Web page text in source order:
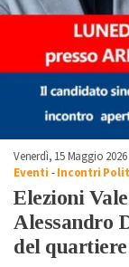
Venerdì, 15 Maggio 2026
Eventi -Incontri
Elezioni
Alessandro
del